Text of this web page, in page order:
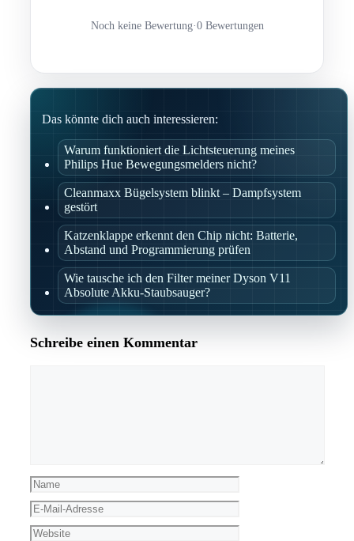
Noch keine Bewertung·0 Bewertungen
Das könnte dich auch interessieren:
Warum funktioniert die Lichtsteuerung meines
Philips Hue Bewegungsmelders nicht?
Cleanmaxx Bügelsystem blinkt – Dampfsystem
gestört
Katzenklappe erkennt den Chip nicht: Batterie,
Abstand und Programmierung prüfen
Wie tausche ich den Filter meiner Dyson V11
Absolute Akku-Staubsauger?
Schreibe einen Kommentar
Name
E-
Mail-
Adresse
Website